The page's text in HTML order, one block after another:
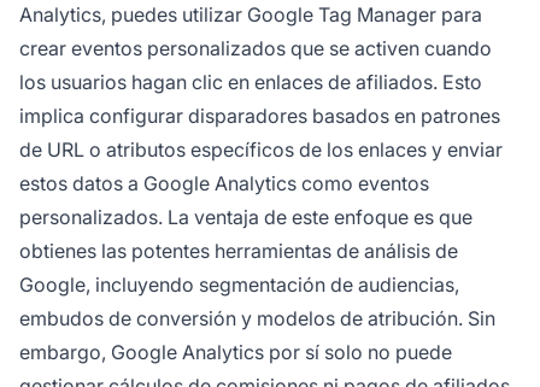
Analytics, puedes utilizar Google Tag Manager para
crear eventos personalizados que se activen cuando
los usuarios hagan clic en enlaces de afiliados. Esto
implica configurar disparadores basados en patrones
de URL o atributos específicos de los enlaces y enviar
estos datos a Google Analytics como eventos
personalizados. La ventaja de este enfoque es que
obtienes las potentes herramientas de análisis de
Google, incluyendo segmentación de audiencias,
embudos de conversión y modelos de atribución. Sin
embargo, Google Analytics por sí solo no puede